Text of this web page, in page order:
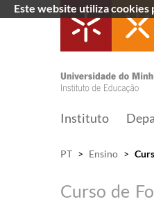
Instituto
PT > Ensino >
Este website utiliza cookies